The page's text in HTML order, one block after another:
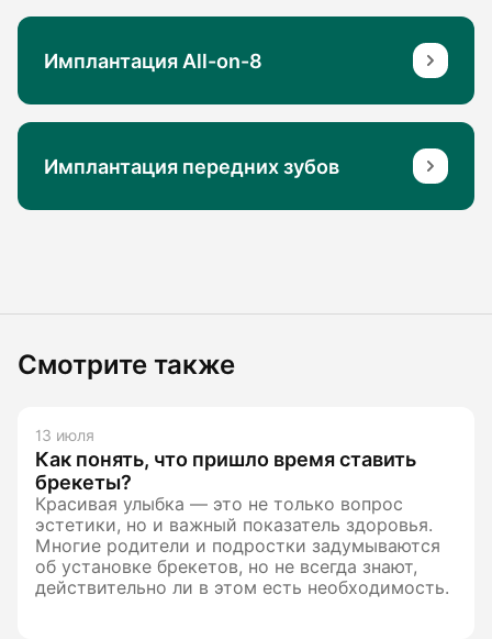
Имплантация All-on-8
Имплантация передних зубов
Смотрите также
13 июля
Как понять, что пришло время ставить
брекеты?
Красивая улыбка — это не только вопрос
эстетики, но и важный показатель здоровья.
Многие родители и подростки задумываются
об установке брекетов, но не всегда знают,
действительно ли в этом есть необходимость.